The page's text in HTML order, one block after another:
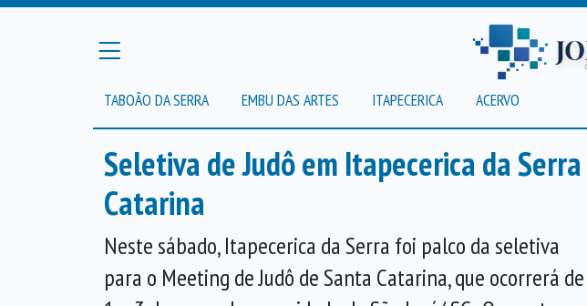
TABOÃO DA SERRA EMBU DAS ARTES ITAPECERICA ACERVO
Seletiva de Judô em Itapecerica da
Catarina
Neste sábado, Itapecerica da Serra foi palco da seletiva
para o Meeting de Judô de Santa Catarina, que ocorrerá de